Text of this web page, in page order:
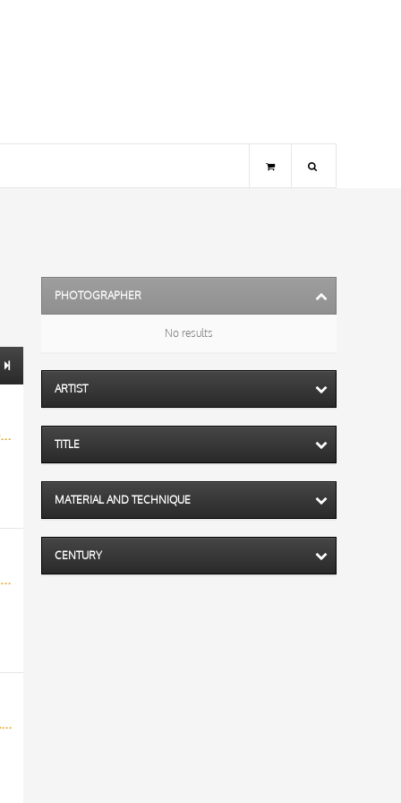
Anonimo italiano - sec. XIII/ XIV - Lucca, Biblioteca Capitolare Feliniana, Ms. 287, f. 150v, particolare
Anonimo italiano - sec. XIII/ XIV - Lucca, Biblioteca Capitolare Feliniana, Ms. 287, f. 30v, particolare
Anonimo italiano - sec. XII, inizio - Lucca, Biblioteca Capitolare Feliniana, Ms. 602, f. 10r, particolare
PHOTOGRAPHER
No results
ARTIST
TITLE
MATERIAL AND TECHNIQUE
CENTURY